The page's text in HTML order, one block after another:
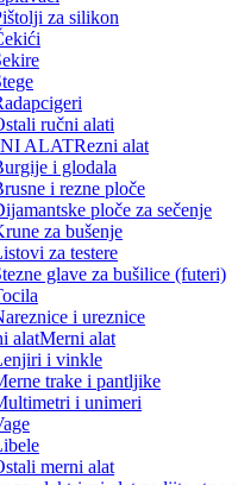
za silikon
ručni alati
Rezni alat
i glodala
i rezne ploče
ploče za sečenje
za bušenje
za testere
glave za bušilice (futeri)
i ureznice
Merni alat
i vinkle
trake i pantljike
i unimeri
merni alat